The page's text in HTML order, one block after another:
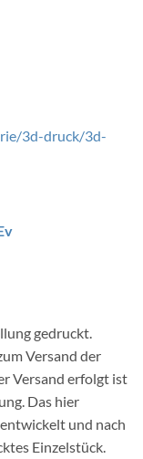
3d-druck/3d-
gedruckt.
Versand der
Versand erfolgt ist
Das hier
und nach
Einzelstück.